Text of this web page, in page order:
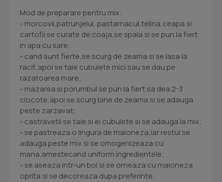
Mod de preparare pentru mix:
- morcovii,patrunjelul, pastarnacul,telina,ceapa si
cartofii se curate de coaja,se spala si se pun la fiert
in apa cu sare;
- cand sunt fierte,se scurg de zeama si se lasa la
racit,apoi se taie cubulete mici sau se dau pe
razatoarea mare;
- mazarea si porumbul se pun la fiert sa dea 2-3
clocote,apoi se scurg bine de zeama si se adauga
peste zarzavat;
- castravetii se taie si ei cubulete si se adauga la mix;
- se pastreaza o lingura de maioneza,iar restul se
adauga peste mix si se omogenizeaza cu
mana,amestecand uniform ingredientele;
- se aseaza intr-un bol si se orneaza cu maioneza
oprita si se decoreaza dupa preferinte.